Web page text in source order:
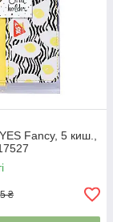
Fancy, 5 киш.,
₴